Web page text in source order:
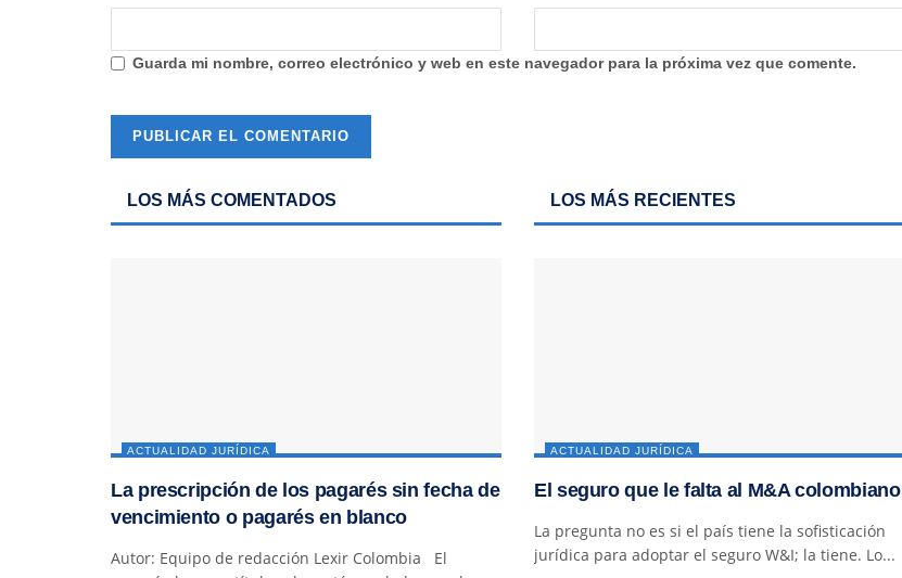
Guarda mi nombre, correo electrónico y web en este navegador para la próxima vez que comente.
LOS MÁS COMENTADOS
ACTUALIDAD JURÍDICA
La prescripción de los pagarés sin fecha de
vencimiento o pagarés en blanco
Autor: Equipo de redacción Lexir Colombia El
LOS MÁS RECIENTES
ACTUALIDAD JURÍDICA
El seguro que le falta al M&A colombiano
La pregunta no es si el país tiene la sofisticación
jurídica para adoptar el seguro W&I; la tiene. Lo...